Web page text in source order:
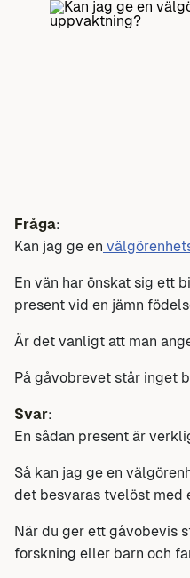
Fråga:
Kan jag ge en
En vän har önskat sig ett
present vid en jämn
Är det vanligt att man
På gåvobrevet står inget
Svar:
En sådan present är
Så kan jag ge en
det besvaras tvelöst med
När du ger ett gåvobevis
forskning eller barn och